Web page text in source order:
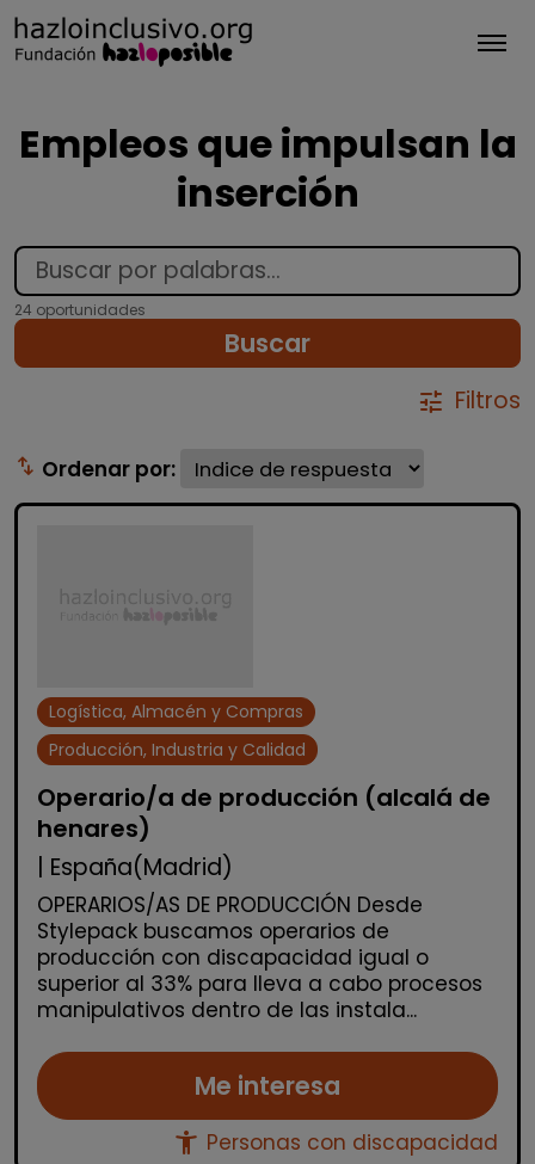
Empleos que impulsan la
inserción
24 oportunidades
Buscar
tune Filtros
swap_vert Ordenar por:
Logística, Almacén y Compras
Producción, Industria y Calidad
Operario/a de producción (alcalá de
henares)
| España(Madrid)
OPERARIOS/AS DE PRODUCCIÓN Desde
Stylepack buscamos operarios de
producción con discapacidad igual o
superior al 33% para lleva a cabo procesos
manipulativos dentro de las instala...
Me interesa
accessibility_new Personas con discapacidad